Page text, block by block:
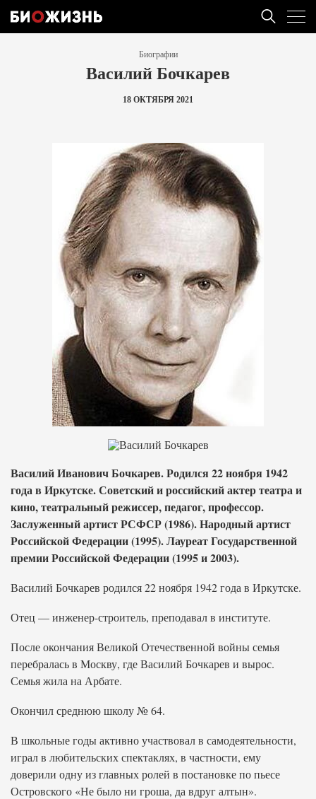
Биографии
Василий Бочкарев
18 ОКТЯБРЯ 2021
Василий Иванович Бочкарев. Родился 22 ноября 1942
года в Иркутске. Советский и российский актер театра и
кино, театральный режиссер, педагог, профессор.
Заслуженный артист РСФСР (1986). Народный артист
Российской Федерации (1995). Лауреат Государственной
премии Российской Федерации (1995 и 2003).
Василий Бочкарев родился 22 ноября 1942 года в Иркутске.
Отец — инженер-строитель, преподавал в институте.
После окончания Великой Отечественной войны семья
перебралась в Москву, где Василий Бочкарев и вырос.
Семья жила на Арбате.
Окончил среднюю школу № 64.
В школьные годы активно участвовал в самодеятельности,
играл в любительских спектаклях, в частности, ему
доверили одну из главных ролей в постановке по пьесе
Островского «Не было ни гроша, да вдруг алтын».